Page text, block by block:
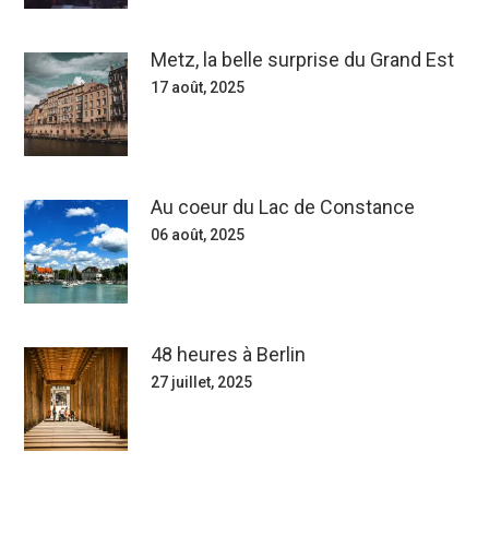
Metz, la belle surprise du Grand Est
17 août, 2025
Au coeur du Lac de Constance
06 août, 2025
48 heures à Berlin
27 juillet, 2025